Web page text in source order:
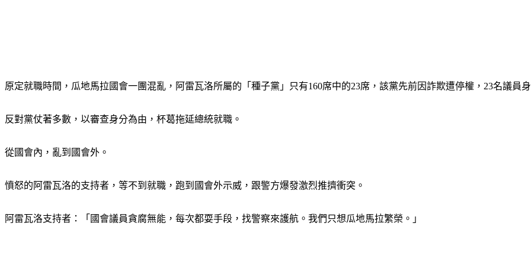
原定就職時間，瓜地馬拉國會一團混亂，阿雷瓦洛所屬的「種子黨」只有160席中的23席，該黨先前因詐欺遭停權，23名議員
反對黨仗著多數，以審查身分為由，杯葛拖延總統就職。
從國會內，亂到國會外。
憤怒的阿雷瓦洛的支持者，等不到就職，跑到國會外示威，跟警方爆發激烈推擠衝突。
阿雷瓦洛支持者：「國會議員貪腐無能，每次都耍手段，找警察來護航。我們只想瓜地馬拉繁榮。」